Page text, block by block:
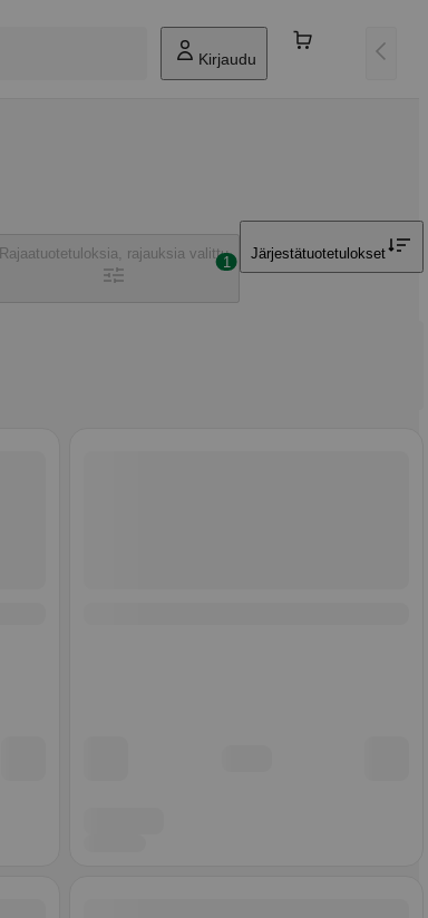
Kirjaudu
Rajaatuotetuloksia, rajauksia valittu
1
Järjestätuotetulokset